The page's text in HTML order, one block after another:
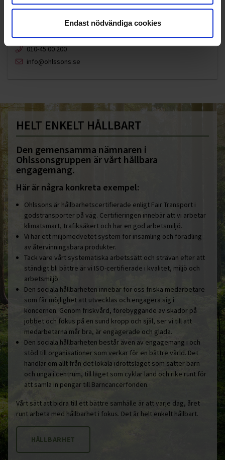
Endast nödvändiga cookies
010-45 00 200​
info@ohlssons.se
HELT ENKELT HÅLLBART
Den gemensamma nämnaren i
Ohlssonsgruppen är vårt hållbara
engagemang.
Här är några konkreta exempel:
Ohlssons är hållbarhetscertifierade enligt Fair Transport i
godstransporter på väg. Certifieringen innebär att vi arbetar
klimatsmart, trafiksäkert och har en god arbetsmiljö.
Vi har ett miljömedvetet system för insamling och förädling
av återvinningsbara produkter.
Tack vare vårt systematiska arbetssätt och strävan efter att
ständigt bli bättre är vi ISO-certifierade i kvalitet, miljö och
arbetsmiljö.
Den sociala hållbarheten innebär för oss friska medarbetare
som får möjlighet att utvecklas och engagera sig i
koncernen. Genom friskvård, förebyggande av skador på
jobbet och fokus på en sund kropp och själ, ser vi till att
medarbetarna mår bra, är engagerade och glada.
Den sociala hållbarheten består även av engagemang i och
stöd till organisationer som verkar för en bättre värld. Det
handlar om allt från det lokala idrottslaget som sätter barn
och unga i centrum, till laget som cyklar land och rike runt för
att samla in pengar till Barncancerfonden.
Vårt sätt att bidra till ett bättre samhälle är att varje dag, året
runt arbeta med hållbarhet i fokus. Det är helt enkelt hållbart.
HÅLLBARHET